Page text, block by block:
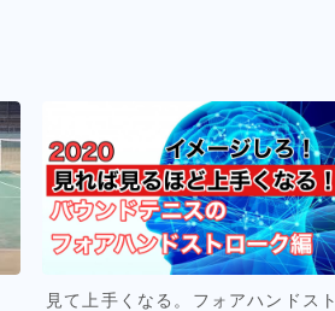
見て上手くなる。フォアハンドスト